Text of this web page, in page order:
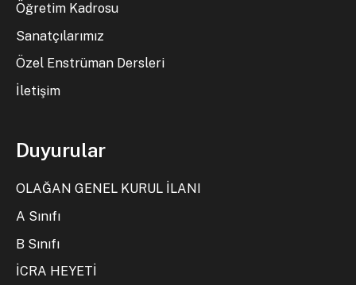
Öğretim Kadrosu
Sanatçılarımız
Özel Enstrüman Dersleri
İletişim
Duyurular
OLAĞAN GENEL KURUL İLANI
A Sınıfı
B Sınıfı
İCRA HEYETİ